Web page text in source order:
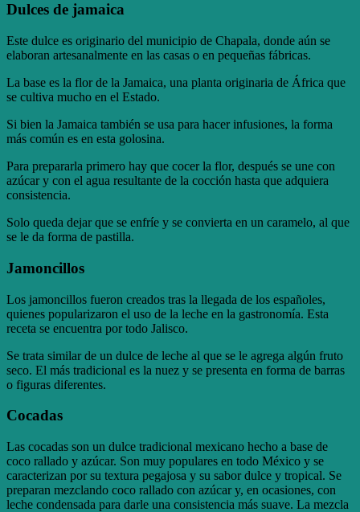
Dulces de jamaica
Este dulce es originario del municipio de Chapala, donde aún se
elaboran artesanalmente en las casas o en pequeñas fábricas.
La base es la flor de la Jamaica, una planta originaria de África que
se cultiva mucho en el Estado.
Si bien la Jamaica también se usa para hacer infusiones, la forma
más común es en esta golosina.
Para prepararla primero hay que cocer la flor, después se une con
azúcar y con el agua resultante de la cocción hasta que adquiera
consistencia.
Solo queda dejar que se enfríe y se convierta en un caramelo, al que
se le da forma de pastilla.
Jamoncillos
Los jamoncillos fueron creados tras la llegada de los españoles,
quienes popularizaron el uso de la leche en la gastronomía. Esta
receta se encuentra por todo Jalisco.
Se trata similar de un dulce de leche al que se le agrega algún fruto
seco. El más tradicional es la nuez y se presenta en forma de barras
o figuras diferentes.
Cocadas
Las cocadas son un dulce tradicional mexicano hecho a base de
coco rallado y azúcar. Son muy populares en todo México y se
caracterizan por su textura pegajosa y su sabor dulce y tropical. Se
preparan mezclando coco rallado con azúcar y, en ocasiones, con
leche condensada para darle una consistencia más suave. La mezcla